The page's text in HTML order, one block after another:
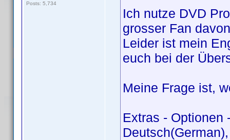
Posts: 5,734
Ich nutze DVD
grosser Fan
Leider ist mein
euch bei der
Meine Frage ist,
Extras - Optionen